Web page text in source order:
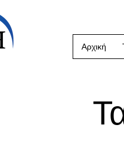
Αρχική